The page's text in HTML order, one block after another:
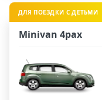
ДЛЯ ПОЕЗДКИ С ДЕТЬМИ
Minivan 4pax